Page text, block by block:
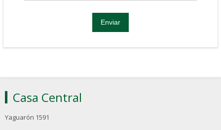
Casa Central
Yaguarón 1591